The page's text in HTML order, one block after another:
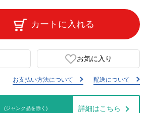
カートに入れる
お気に入り
お支払い方法について 配送について
(ジャンク品を除く) 詳細はこちら